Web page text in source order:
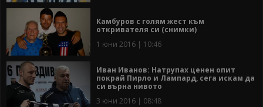
Камбуров с голям жест към
откривателя си (снимки)
1 юни 2016 | 10:46
Иван Иванов: Натрупах ценен опит
покрай Пирло и Лампард, сега искам да
си върна нивото
3 юни 2016 | 08:48